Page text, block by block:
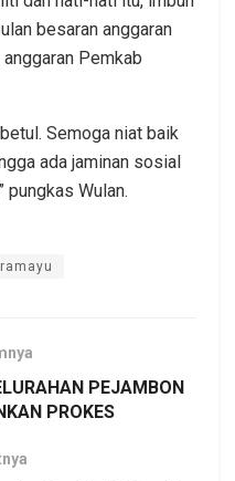
besaran anggaran
Pemkab
Semoga niat baik
ada jaminan sosial
pungkas Wulan.
PEJAMBON
PROKES